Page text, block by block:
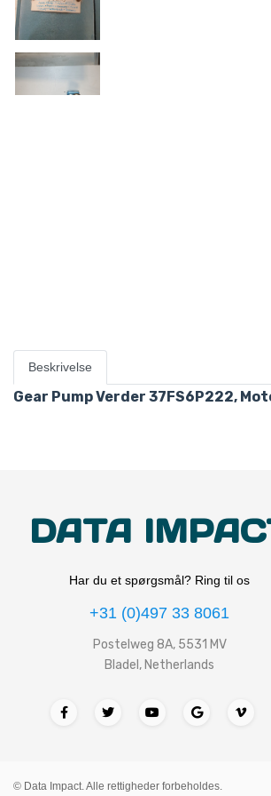
Beskrivelse
Gear Pump Verder 37FS6P222,
DATA
Har du et spørgsmål? Ring til os
+31 (0)497 33 8061
Postelweg 8A, 5531 MV
Bladel, Netherlands
© Data Impact. Alle rettigheder forbeholdes.